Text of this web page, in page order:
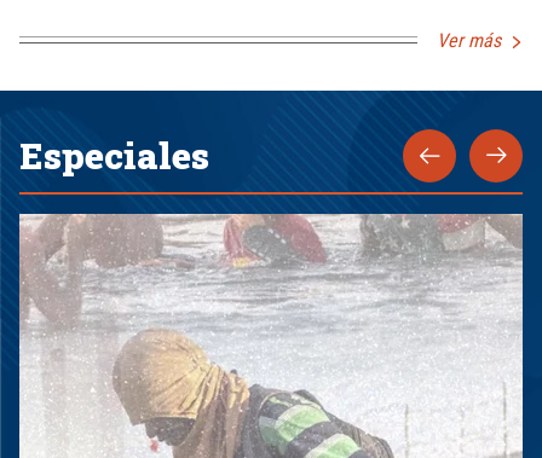
Ver más
Especiales